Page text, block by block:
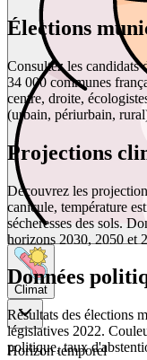
Climat
Horizon temporel
Élections
Consultez les candidats
34 000 communes
centre, droite,
(urbain, périurbain,
Projections
Découvrez les
canicule, température
sécheresses des sols.
horizons 2030, 2050 et
Données
Résultats des élections
législatives 2022.
politique, taux